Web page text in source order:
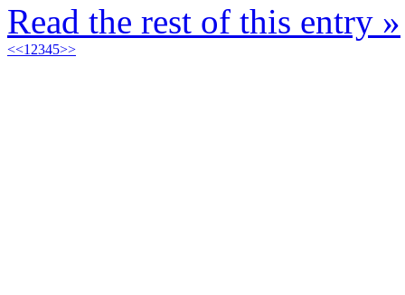
Read the rest of this entry »
<<1 2345>>